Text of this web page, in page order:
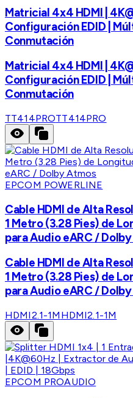
Matricial 4x4 HDMI |
Configuración EDID |
Conmutación
Matricial 4x4 HDMI |
Configuración EDID |
Conmutación
TT414PROTT414PRO
EPCOM POWERLINE
Cable HDMI de Alta
1 Metro (3.28 Pies) de
para Audio eARC /
Cable HDMI de Alta
1 Metro (3.28 Pies) de
para Audio eARC /
HDMI2.1-1M HDMI2.1-1M
EPCOM PROAUDIO